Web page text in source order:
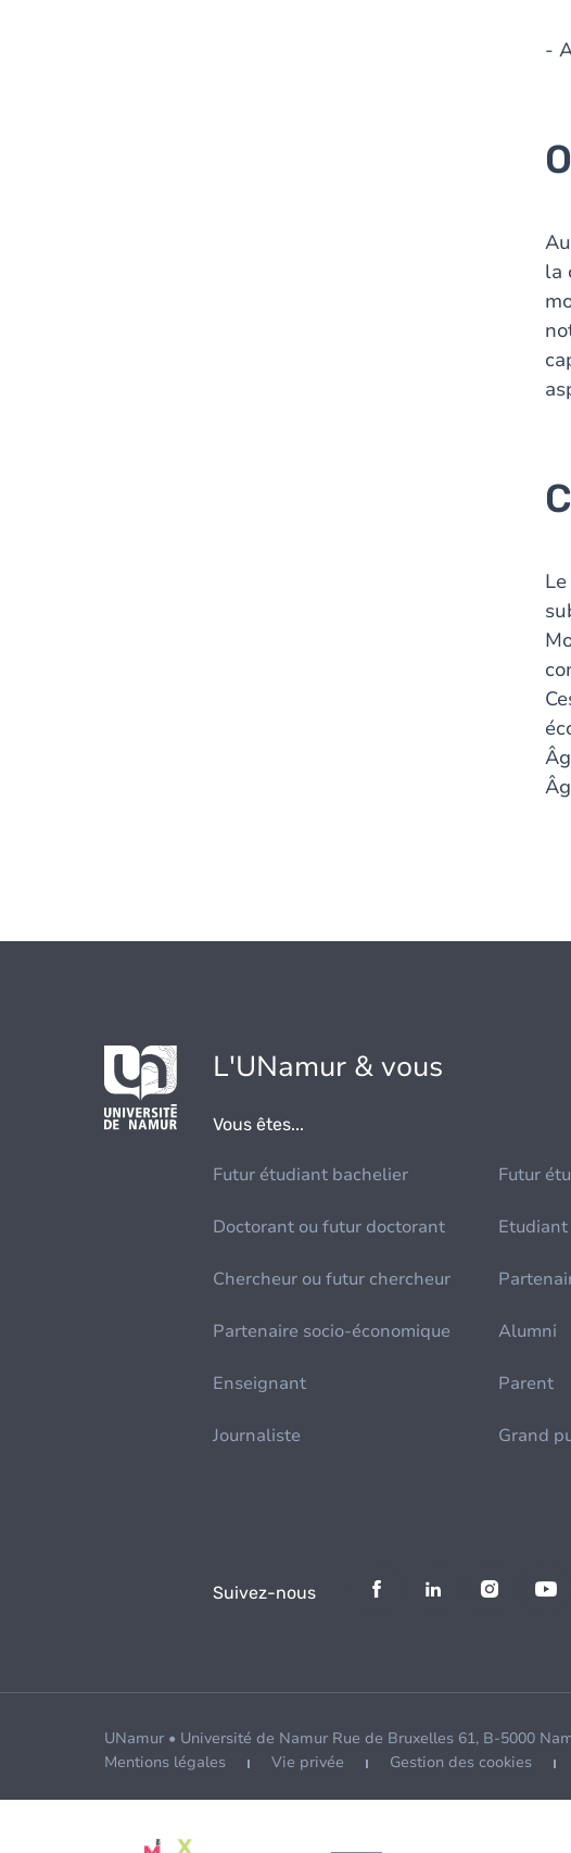
-
la
L'UNamur & vous
Vous êtes...
Futur étudiant bachelier Futur
Doctorant ou futur doctorant
Chercheur ou futur chercheur
Partenaire socio-économique Alumni
Enseignant Parent
Journaliste Grand
Suivez-nous
UNamur • Université de Namur Rue de Bruxelles 61, B-5000
Mentions légales
Vie privée Gestion des cookies